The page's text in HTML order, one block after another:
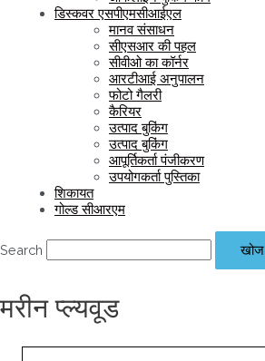
डिस्कवर एसपीएमसीआईएल
मानव संसाधन
सीएसआर की पहल
सीवीओ का कॉर्नर
आरटीआई अनुपालन
फोटो गैलरी
कैरियर
उत्पाद बुकिंग
उत्पाद बुकिंग
आपूर्तिकर्ता पंजीकरण
उपयोगकर्ता पुस्तिका
शिकायत
गोल्ड सीआरएम
Search खोज
मरीन प्ल्यवूड